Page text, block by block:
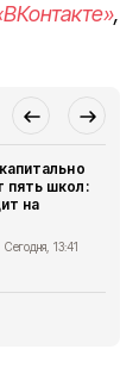
,
пять школ:
на
Сегодня, 13:41